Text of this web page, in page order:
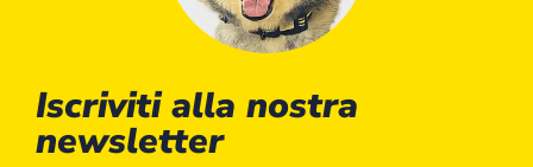
Iscriviti alla nostra
newsletter